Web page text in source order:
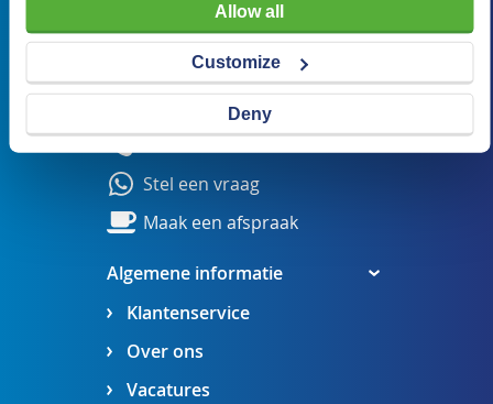
Allow all
Customize
Deny
Algemene informatie
Klantenservice
Over ons
Vacatures
Bezoekadres
Veldsteen 25, 4815 PK Breda
verkoop@visserbreda.nl
Stel een vraag
Maak een afspraak